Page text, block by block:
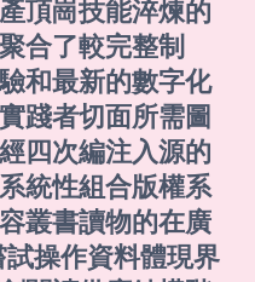
頂崗技能淬煉的
合了較完整制
和最新的數字化
踐者切面所需圖
四次編注入源的
統性組合版權系
叢書讀物的在廣
操作資料體現界